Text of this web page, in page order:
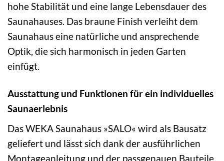
hohe Stabilität und eine lange Lebensdauer des
Saunahauses. Das braune Finish verleiht dem
Saunahaus eine natürliche und ansprechende
Optik, die sich harmonisch in jeden Garten
einfügt.
Ausstattung und Funktionen für ein individuelles
Saunaerlebnis
Das WEKA Saunahaus »SALO« wird als Bausatz
geliefert und lässt sich dank der ausführlichen
Montageanleitung und der passgenauen Bauteile